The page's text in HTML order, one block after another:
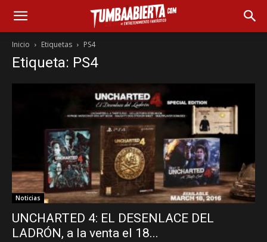
Inicio Etiquetas PS4
Etiqueta: PS4
Noticias
UNCHARTED 4: EL DESENLACE DEL
LADRÓN, a la venta el 18...